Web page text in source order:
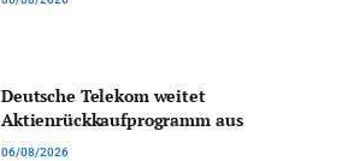
Deutsche Telekom weitet
Aktienrückkaufprogramm aus
06/08/2026